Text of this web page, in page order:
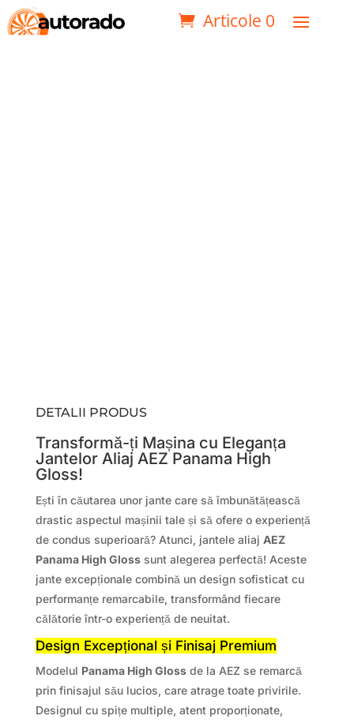
Articole 0
DETALII PRODUS
Transformă-ți Mașina cu Eleganța
Jantelor Aliaj AEZ Panama High
Gloss!
Ești în căutarea unor jante care să îmbunătățească
drastic aspectul mașinii tale și să ofere o experiență
de condus superioară? Atunci, jantele aliaj AEZ
Panama High Glosssunt alegerea perfectă! Aceste
jante excepționale combină un design sofisticat cu
performanțe remarcabile, transformând fiecare
călătorie într-o experiență de neuitat.
Design Excepțional și Finisaj Premium
Modelul Panama High Glossde la AEZ se remarcă
prin finisajul său lucios, care atrage toate privirile.
Designul cu spițe multiple, atent proporționate,